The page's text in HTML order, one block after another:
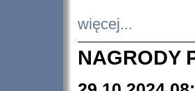
więcej...
NAGRODY